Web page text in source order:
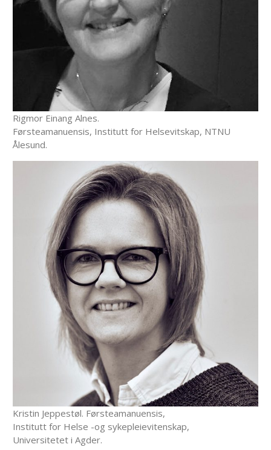
Rigmor Einang Alnes.
Førsteamanuensis, Institutt for Helsevitskap, NTNU
Ålesund.
Kristin Jeppestøl. Førsteamanuensis,
Institutt for Helse -og sykepleievitenskap,
Universitetet i Agder.